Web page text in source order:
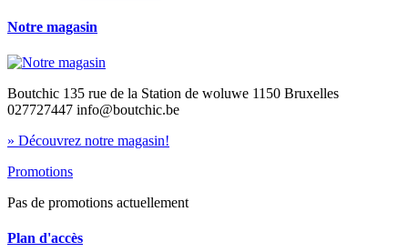
Notre magasin
Boutchic 135 rue de la Station de woluwe 1150 Bruxelles
027727447 info@boutchic.be
» Découvrez notre magasin!
Promotions
Pas de promotions actuellement
Plan d'accès